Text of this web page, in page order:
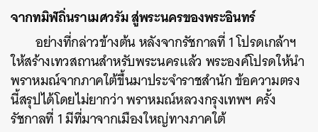
จากทมิฬถิ่นราเมศวรัม สู่พระนครของพระอินทร์
อย่างที่กล่าวข้างต้น หลังจากรัชกาลที่ 1 โปรดเกล้าฯ
ให้สร้างเทวสถานสำหรับพระนครแล้ว พระองค์โปรดให้นำ
พราหมณ์จากภาคใต้ขึ้นมาประจำราชสำนัก ข้อความตรง
นี้สรุปได้โดยไม่ยากว่า พราหมณ์หลวงกรุงเทพฯ ครั้ง
รัชกาลที่ 1 มีที่มาจากเมืองใหญ่ทางภาคใต้